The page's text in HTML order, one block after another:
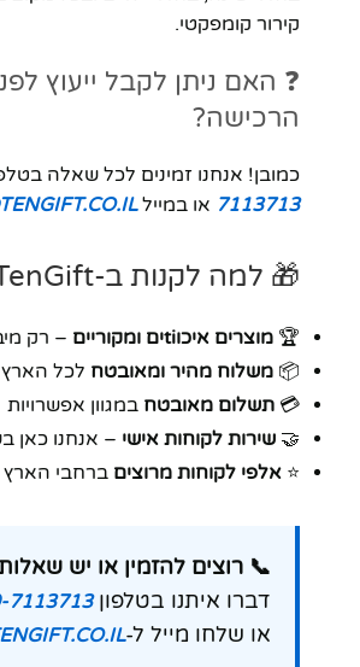
קירור קומפקטי.
❓ האם ניתן לקבל ייעוץ
הרכישה?
כמובן! אנחנו זמינים לכל שאלה
7113713 או במייל
🎁 למה לקנות ב-TenGift?
🏆 מוצרים איכוtiים ומקוריים
– רק
📦 משלוח מהיר ומאובטח לכל הארץ
💳 תשלום מאובטח במגוון אפשרויות
🤝 שירות לקוחות אישי – אנחנו כאן
⭐ אלפי לקוחות מרוצים ברחבי הארץ
📞 רוצים להזמין או יש
דברו איתנו בטלפון7113713
או שלחו מייל ל-